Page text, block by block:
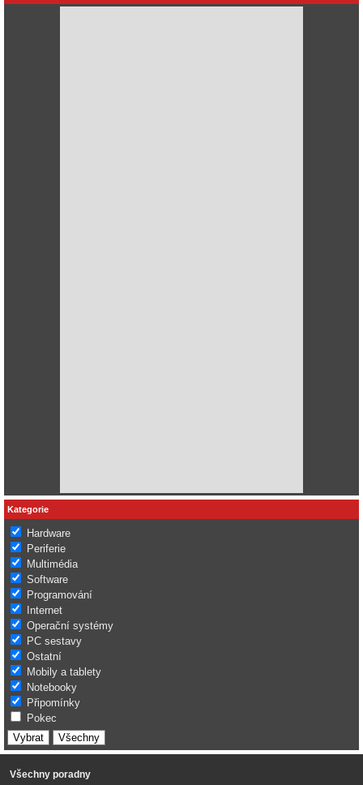
Kategorie
Hardware
Periferie
Multimédia
Software
Programování
Internet
Operační systémy
PC sestavy
Ostatní
Mobily a tablety
Notebooky
Připomínky
Pokec
Všechny poradny